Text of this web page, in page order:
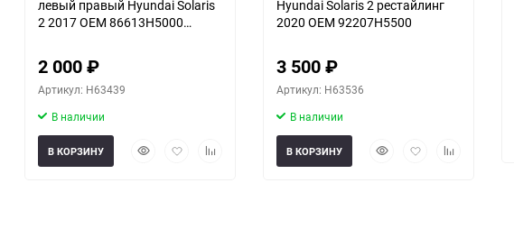
левый правый Hyundai Solaris
2 2017 OEM 86613H5000
2 000₽
Артикул: H63439
В наличии
БыстрыйДобавитьДобавить
В КОРЗИНУ
Hyundai Solaris 2 рестайлинг
2020 OEM 92207H5500
3 500₽
Артикул: H63536
В наличии
БыстрыйДобавитьДобавить
В КОРЗИНУ